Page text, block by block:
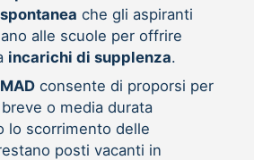
che gli aspiranti
alle scuole per offrire
incarichi di supplenza.
consente di proporsi per
o media durata
lo scorrimento delle
posti vacanti in